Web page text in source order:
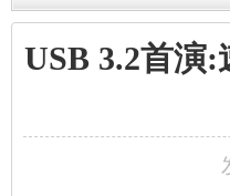
USB 3.2首演